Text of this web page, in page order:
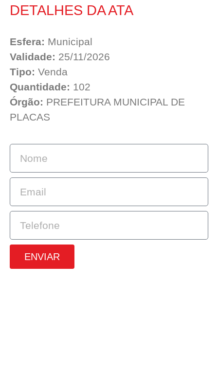
DETALHES DA ATA
Esfera: Municipal
Validade: 25/11/2026
Tipo: Venda
Quantidade: 102
Órgão: PREFEITURA MUNICIPAL DE
PLACAS
ENVIAR